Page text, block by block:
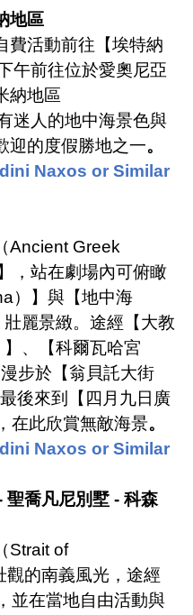
地區
費活動前往【埃特納
午前往位於愛奧尼亞
納地區
迷人的地中海景色與
迎的度假勝地之一。
Naxos or Similar
Ancient Greek
，站在劇場內可俯瞰
）】與【地中海
壯麗景緻。途經【大教
】、【科爾瓦哈宮
步於【翁貝託大街
後來到【四月九日廣
在此欣賞無敵海景。
Naxos or Similar
聖喬凡尼別墅 - 科森
Strait of
觀的南義風光，途經
並在當地自由活動與